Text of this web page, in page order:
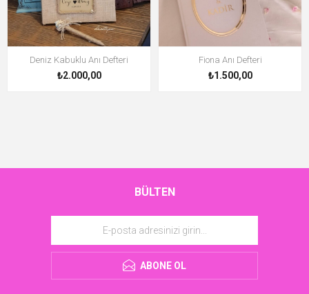
Deniz Kabuklu Anı Defteri
₺2.000,00
Fiona Anı Defteri
₺1.500,00
BÜLTEN
ABONE OL